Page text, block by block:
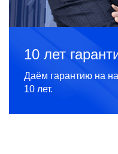
10 лет
Даём гарантию на
10 лет.